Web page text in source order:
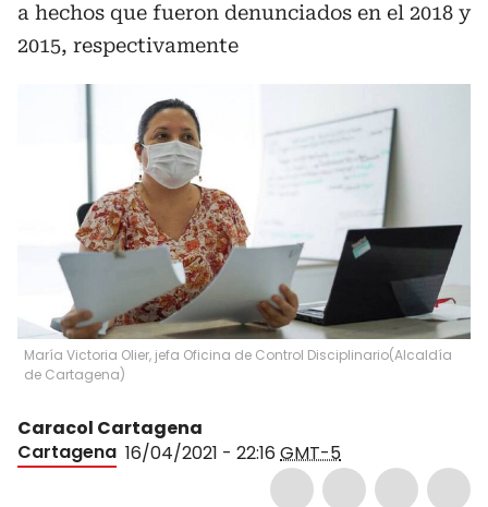
a hechos que fueron denunciados en el 2018 y
2015, respectivamente
María Victoria Olier, jefa Oficina de Control Disciplinario(Alcaldía
de Cartagena)
Caracol Cartagena
Cartagena 16/04/2021 - 22:16 GMT-5